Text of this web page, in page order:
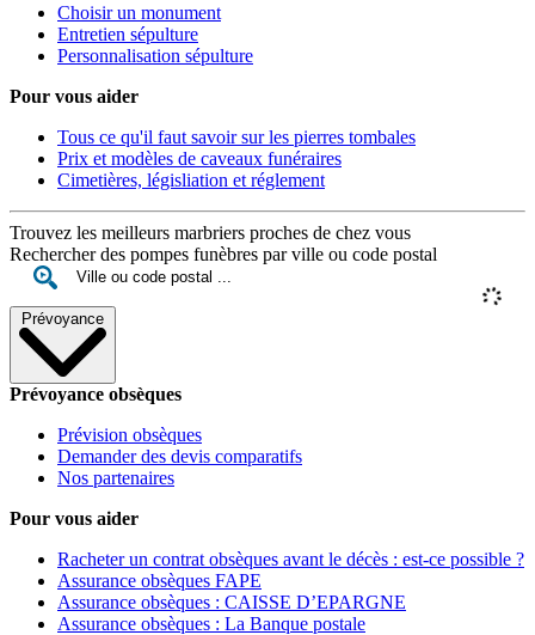
Choisir un monument
Entretien sépulture
Personnalisation sépulture
Pour vous aider
Tous ce qu'il faut savoir sur les pierres tombales
Prix et modèles de caveaux funéraires
Cimetières, législiation et réglement
Trouvez les meilleurs marbriers proches de chez vous
Rechercher des pompes funèbres par ville ou code postal
Prévoyance
Prévoyance obsèques
Prévision obsèques
Demander des devis comparatifs
Nos partenaires
Pour vous aider
Racheter un contrat obsèques avant le décès : est-ce possible ?
Assurance obsèques FAPE
Assurance obsèques : CAISSE D’EPARGNE
Assurance obsèques : La Banque postale